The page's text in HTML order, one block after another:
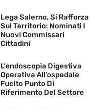
Lega Salerno, Si Rafforza
Sul Territorio: Nominati I
Nuovi Commissari
Cittadini
L’endoscopia Digestiva
Operativa All’ospedale
Fucito Punto Di
Riferimento Del Settore